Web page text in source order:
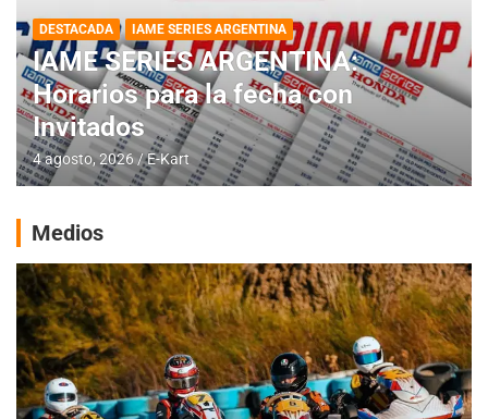
DESTACADA IAME SERIES ARGENTINA
IAME SERIES ARGENTINA:
Horarios para la fecha con
Invitados
4 agosto, 2026 E-Kart
Medios